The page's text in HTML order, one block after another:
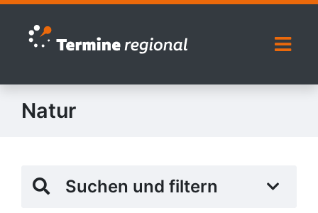
Zur Navigation springen
Zum Inhalt springen
Natur
Suchen und filtern